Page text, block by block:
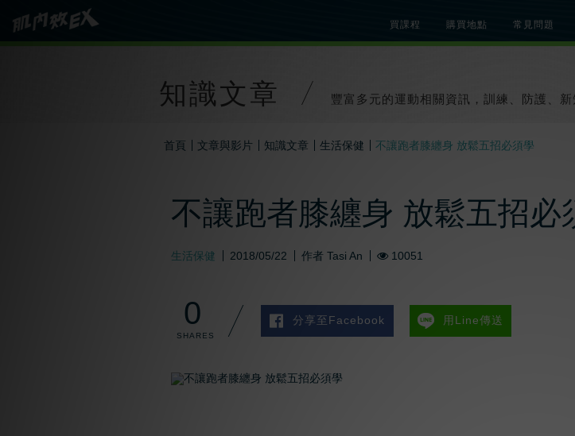
買課程 購買地點 常見問題
知識文章 豐富多元的運動相關資訊，訓練、防護、
首頁 文章與影片 知識文章 生活保健 不讓跑者膝纏身 放鬆五招必須學
不讓跑者膝纏身 放鬆五招必
生活保健 2018/05/22 作者 Tasi An 10051
0 分享至Facebook 用Line傳送